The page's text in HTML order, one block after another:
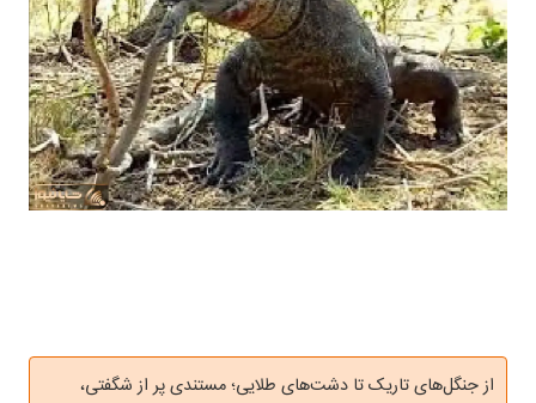
از جنگل‌های تاریک تا دشت‌های طلایی؛ مستندی پر از شگفتی،